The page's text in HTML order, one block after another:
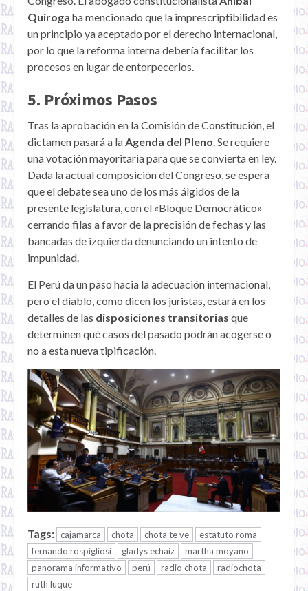
Quiroga ha mencionado que la imprescriptibilidad es
un principio ya aceptado por el derecho internacional,
por lo que la reforma interna debería facilitar los
procesos en lugar de entorpecerlos.
5. Próximos Pasos
Tras la aprobación en la Comisión de Constitución, el
dictamen pasará a laAgenda del Pleno. Se requiere
una votación mayoritaria para que se convierta en ley.
Dada la actual composición del Congreso, se espera
que el debate sea uno de los más álgidos de la
presente legislatura, con el «Bloque Democrático»
cerrando filas a favor de la precisión de fechas y las
bancadas de izquierda denunciando un intento de
impunidad.
El Perú da un paso hacia la adecuación internacional,
pero el diablo, como dicen los juristas, estará en los
detalles de las disposiciones transitorias que
determinen qué casos del pasado podrán acogerse o
no a esta nueva tipificación.
Tags: cajamarca chota chota te ve
estatuto roma
fernando rospigliosi
gladys echaiz
martha moyano
panorama informativo
perú radio chota
radiochota
ruth luque